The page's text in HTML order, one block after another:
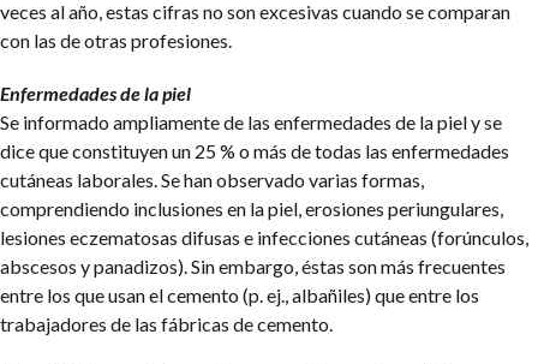
veces al año, estas cifras no son excesivas cuando se comparan
con las de otras profesiones.
Enfermedades de la piel
Se informado ampliamente de las enfermedades de la piel y se
dice que constituyen un 25 % o más de todas las enfermedades
cutáneas laborales. Se han observado varias formas,
comprendiendo inclusiones en la piel, erosiones periungulares,
lesiones eczematosas difusas e infecciones cutáneas (forúnculos,
abscesos y panadizos). Sin embargo, éstas son más frecuentes
entre los que usan el cemento (p. ej., albañiles) que entre los
trabajadores de las fábricas de cemento.